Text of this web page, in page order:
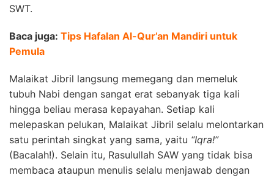
SWT.
Baca juga: Tips Hafalan Al-Qur’an Mandiri untuk
Pemula
Malaikat Jibril langsung memegang dan memeluk
tubuh Nabi dengan sangat erat sebanyak tiga kali
hingga beliau merasa kepayahan. Setiap kali
melepaskan pelukan, Malaikat Jibril selalu melontarkan
satu perintah singkat yang sama, yaitu “Iqra!”
(Bacalah!). Selain itu, Rasulullah SAW yang tidak bisa
membaca ataupun menulis selalu menjawab dengan